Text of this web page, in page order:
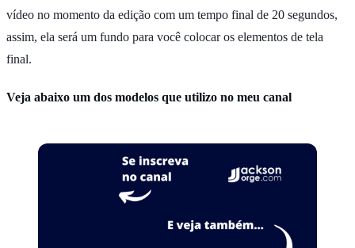
vídeo no momento da edição com um tempo final de 20 segundos,
assim, ela será um fundo para você colocar os elementos de tela
final.
Veja abaixo um dos modelos que utilizo no meu canal